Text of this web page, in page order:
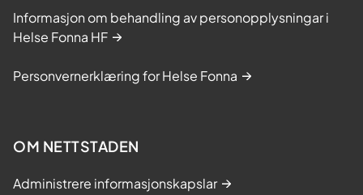
Informasjon om behandling av personopplysningar i
Helse Fonna HF
Personvernerklæring for Helse Fonna
OM NETTSTADEN
Administrere informasjonskapslar